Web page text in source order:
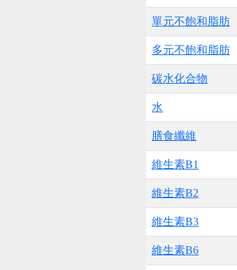
單元不飽和脂肪
多元不飽和脂肪
碳水化合物
水
膳食纖維
維生素B1
維生素B2
維生素B3
維生素B6